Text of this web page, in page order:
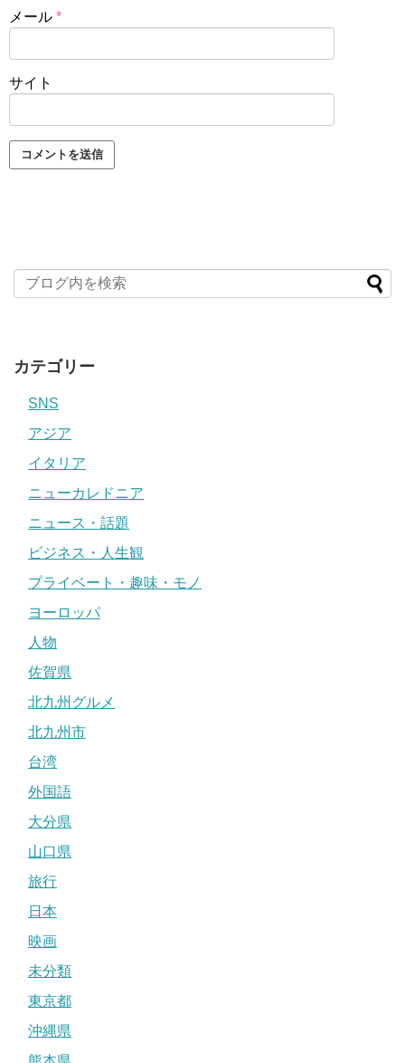
メール *
サイト
カテゴリー
SNS
アジア
イタリア
ニューカレドニア
ニュース・話題
ビジネス・人生観
プライベート・趣味・モノ
ヨーロッパ
人物
佐賀県
北九州グルメ
北九州市
台湾
外国語
大分県
山口県
旅行
日本
映画
未分類
東京都
沖縄県